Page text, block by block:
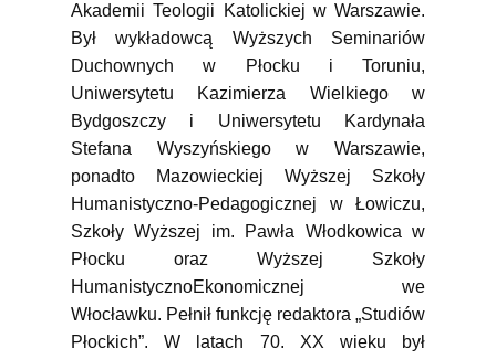
Akademii Teologii Katolickiej w Warszawie.
Był wykładowcą Wyższych Seminariów
Duchownych w Płocku i Toruniu,
Uniwersytetu Kazimierza Wielkiego w
Bydgoszczy i Uniwersytetu Kardynała
Stefana Wyszyńskiego w Warszawie,
ponadto Mazowieckiej Wyższej Szkoły
Humanistyczno-Pedagogicznej w Łowiczu,
Szkoły Wyższej im. Pawła Włodkowica w
Płocku oraz Wyższej Szkoły
HumanistycznoEkonomicznej we
Włocławku. Pełnił funkcję redaktora „Studiów
Płockich”. W latach 70. XX wieku był